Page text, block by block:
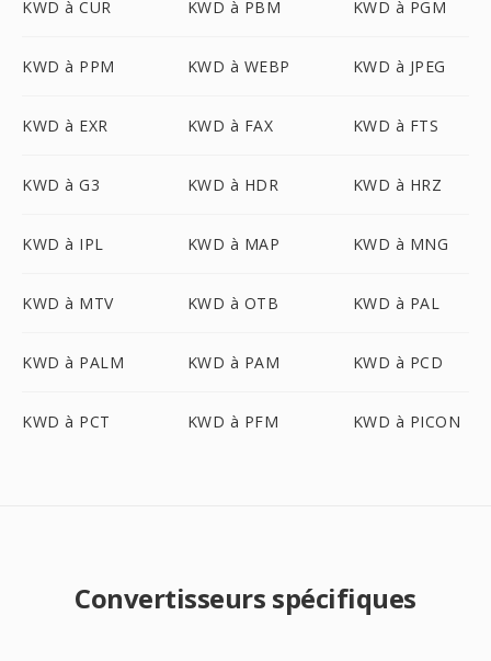
KWD à CUR KWD à PBM KWD à PGM
KWD à PPM KWD à WEBP KWD à JPEG
KWD à EXR KWD à FAX KWD à FTS
KWD à G3 KWD à HDR KWD à HRZ
KWD à IPL KWD à MAP KWD à MNG
KWD à MTV KWD à OTB KWD à PAL
KWD à PALM KWD à PAM KWD à PCD
KWD à PCT KWD à PFM KWD à PICON
Convertisseurs spécifiques